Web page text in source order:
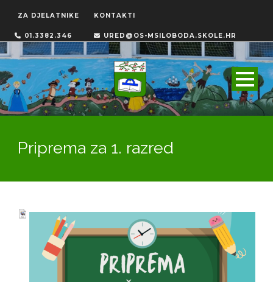
ZA DJELATNIKE KONTAKTI
01.3382.346 URED@OS-MSILOBODA.SKOLE.HR
Priprema za 1. razred